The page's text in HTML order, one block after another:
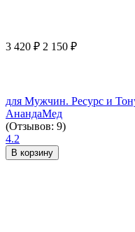
3 420 ₽ 2 150 ₽
для Мужчин. Ресурс и
АнандаМед
(Отзывов: 9)
4.2
В корзину